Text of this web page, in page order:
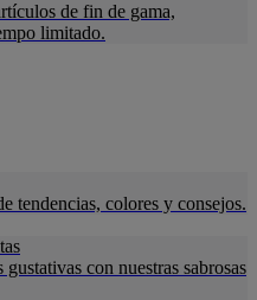
de fin de gama,
limitado.
tendencias, colores y consejos.
con nuestras sabrosas